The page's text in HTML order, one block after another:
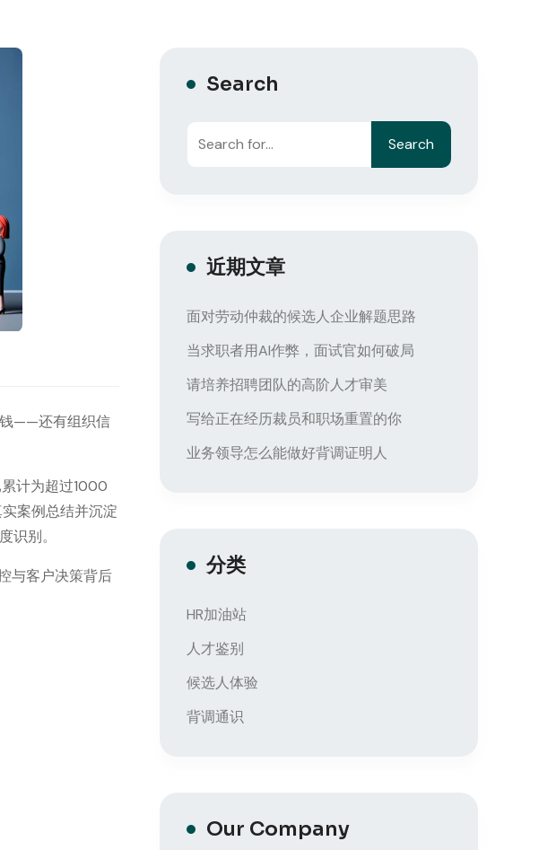
钱——还有组织信
计为超过1000
案例总结并沉淀
识别。
与客户决策背后
Search
Search
近期文章
面对劳动仲裁的候选人企业解题思路
当求职者用AI作弊，面试官如何破局
请培养招聘团队的高阶人才审美
写给正在经历裁员和职场重置的你
业务领导怎么能做好背调证明人
分类
HR加油站
人才鉴别
候选人体验
背调通识
Our Company